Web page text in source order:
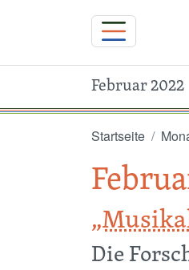
Februar 2022
Startseite
Die